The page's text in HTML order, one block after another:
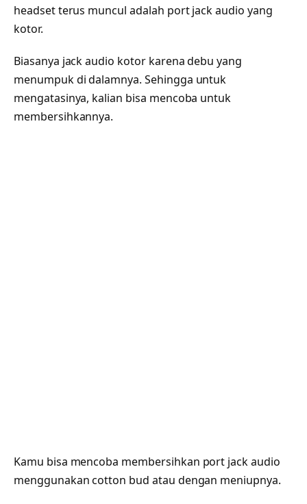
headset terus muncul adalah port jack audio yang
kotor.
Biasanya jack audio kotor karena debu yang
menumpuk di dalamnya. Sehingga untuk
mengatasinya, kalian bisa mencoba untuk
membersihkannya.
Kamu bisa mencoba membersihkan port jack audio
menggunakan cotton bud atau dengan meniupnya.